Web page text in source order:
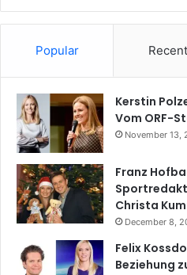
Popular Recent
Kerstin
Vom ORF-
November 13,
Franz
Christa
December 8,
Felix
Beziehung